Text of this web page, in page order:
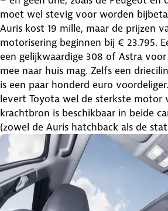
moet wel stevig voor worden
Auris kost 19 mille, maar de prijzen
motorisering beginnen bij € 23.795.
een gelijkwaardige 308 of Astra
mee naar huis mag. Zelfs een
is een paar honderd euro
levert Toyota wel de sterkste motor
krachtbron is beschikbaar in beide
(zowel de Auris hatchback als de